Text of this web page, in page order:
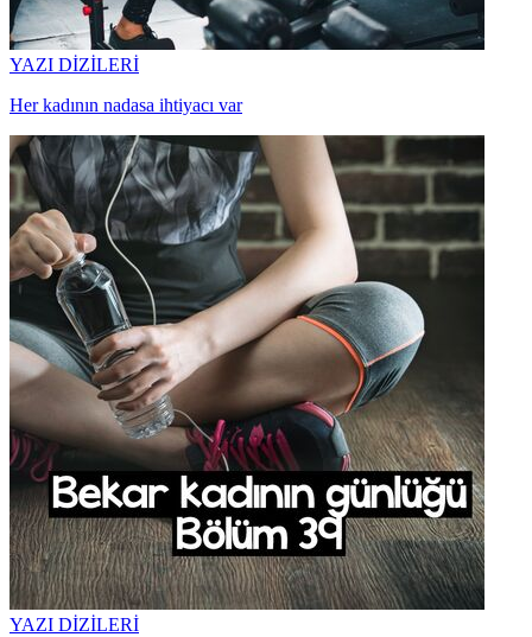
YAZI DİZİLERİ
Her kadının nadasa ihtiyacı var
YAZI DİZİLERİ